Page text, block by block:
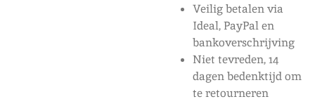
Veilig betalen via
Ideal, PayPal en
bankoverschrijving
Niet tevreden, 14
dagen bedenktijd om
te retourneren